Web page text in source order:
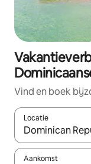
Vind en boek
Locatie
Wanneer er
Aankomst